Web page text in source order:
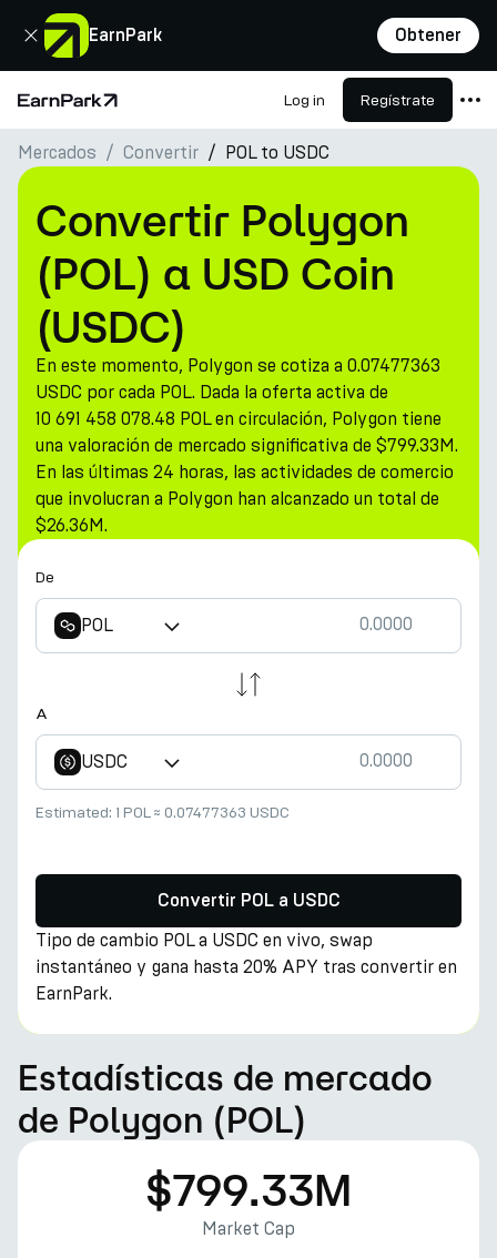
EarnPark Obtener
Cerrar
Página de inicio Log in Regístrate
Productos
Mercados
Calculadoras
PARK Token
Recursos
Compañía
Mercados Convertir POL to USDC
Convertir Polygon
(POL) a USD Coin
(USDC)
En este momento, Polygon se cotiza a 0.07477363
USDC por cada POL. Dada la oferta activa de
10 691 458 078.48 POL en circulación, Polygon tiene
una valoración de mercado significativa de $799.33M.
En las últimas 24 horas, las actividades de comercio
que involucran a Polygon han alcanzado un total de
$26.36M.
De
POL
A
USDC
Estimated: 1 POL≈ 0.07477363 USDC
Convertir POL a USDC
Tipo de cambio POL a USDC en vivo, swap
instantáneo y gana hasta 20% APY tras convertir en
EarnPark.
Estadísticas de mercado
de Polygon (POL)
$799.33M
Market Cap